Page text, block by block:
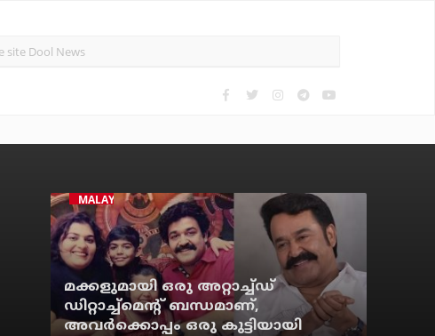
MALAYALAM MOVIE
മക്കളുമായി ഒരു അറ്റാച്ച്ഡ്
ഡിറ്റാച്ച്മെന്റ് ബന്ധമാണ്,
അവർക്കൊപ്പം ഒരു കുട്ടിയായി